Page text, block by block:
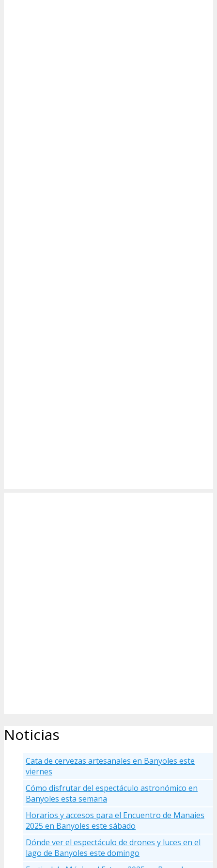
Noticias
Cata de cervezas artesanales en Banyoles este
viernes
Cómo disfrutar del espectáculo astronómico en
Banyoles esta semana
Horarios y accesos para el Encuentro de Manaies
2025 en Banyoles este sábado
Dónde ver el espectáculo de drones y luces en el
lago de Banyoles este domingo